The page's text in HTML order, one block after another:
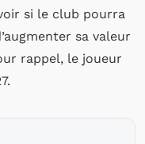
si le club pourra
sa valeur
rappel, le joueur